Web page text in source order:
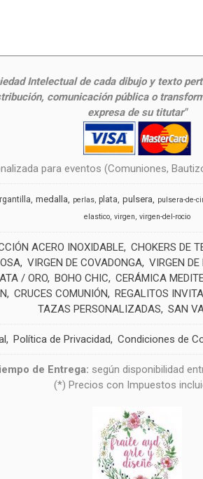
Intelectual de cada dibujo y texto
comunicación pública o
expresa de su titutar"
para eventos (Comuniones,
medalla perlas plata pulsera pulsera-de-
elastico virgen virgen-del-rocio
ACERO INOXIDABLE CHOKERS DE
VIRGEN DE COVADONGA VIRGEN
/ ORO BOHO CHIC CERÁMICA
CRUCES COMUNIÓN REGALITOS
TAZAS PERSONALIZADAS
SAN
Política de Privacidad Condiciones de
de Entrega: según disponibilidad
(*) Precios con Impuestos